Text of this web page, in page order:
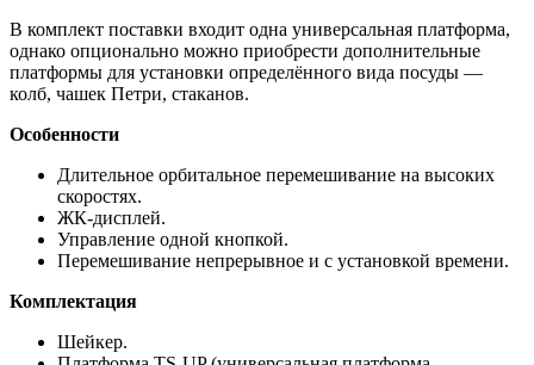
В комплект поставки входит одна универсальная платформа,
однако опционально можно приобрести дополнительные
платформы для установки определённого вида посуды —
колб, чашек Петри, стаканов.
Особенности
Длительное орбитальное перемешивание на высоких
скоростях.
ЖК-дисплей.
Управление одной кнопкой.
Перемешивание непрерывное и с установкой времени.
Комплектация
Шейкер.